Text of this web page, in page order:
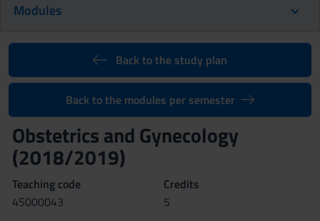
Modules
Back to the study plan
Back to the modules per semester
Obstetrics and Gynecology
(2018/2019)
Teaching code
4S000043
Credits
5